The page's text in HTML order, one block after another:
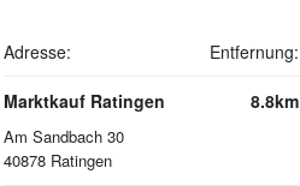
Adresse: Entfernung:
Marktkauf Ratingen
Am Sandbach 30
40878 Ratingen
8.8km